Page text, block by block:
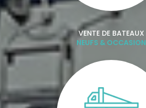
VENTE DE BATEAUX
NEUFS & OCCASION